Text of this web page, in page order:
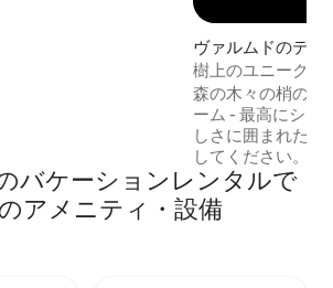
ヴァルムドのテン
樹上のユニークな
森の木々の梢の間
ーム - 最高にシン
しさに囲まれた
してください。
たような感覚を味わえま
音を立てるストー
と音をお楽しみく
バケーションレンタルで
アメニティ・設備